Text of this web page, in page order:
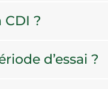
?
d’essai ?